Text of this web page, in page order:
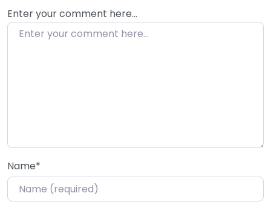
Enter your comment here…
Name*